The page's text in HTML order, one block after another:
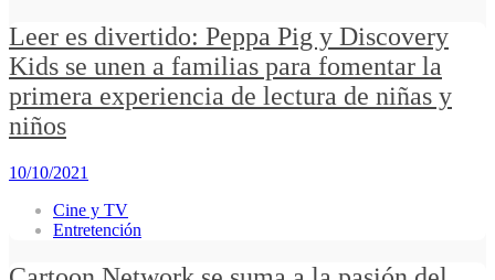
Leer es divertido: Peppa Pig y Discovery
Kids se unen a familias para fomentar la
primera experiencia de lectura de niñas y
niños
10/10/2021
Cine y TV
Entretención